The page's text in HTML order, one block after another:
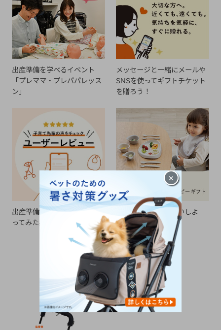
出産準備を学べるイベント
「プレママ・プレパパレッス
ン」
メッセージと一緒にメールや
SNSを使ってギフトチケット
を贈ろう！
出産準備の参考に。実際に使
ってみた感想をチェック！
ギフトを贈ってお祝いしよ
う！
CHECKED ITEM
最近見た商品
×